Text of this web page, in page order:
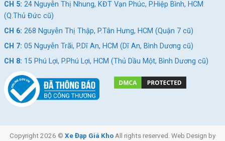
CH 5: 24 Nguyễn Thị Nhung, KĐT Vạn Phúc, P.Hiệp Bình, HCM
(Q.Thủ Đức cũ)
CH 6: 268 Nguyễn Thị Thập, P.Tân Hưng, HCM (Quận 7 cũ)
CH 7: 05 Nguyễn Trãi, P.Dĩ An, HCM (Dĩ An, Bình Dương cũ)
CH 8: 15 Phú Lợi, P.Phú Lợi, HCM (Thủ Dầu Một, Bình Dương cũ)
Copyright 2026 © Xe Đạp Giá Kho All rights reserved. Web Design by